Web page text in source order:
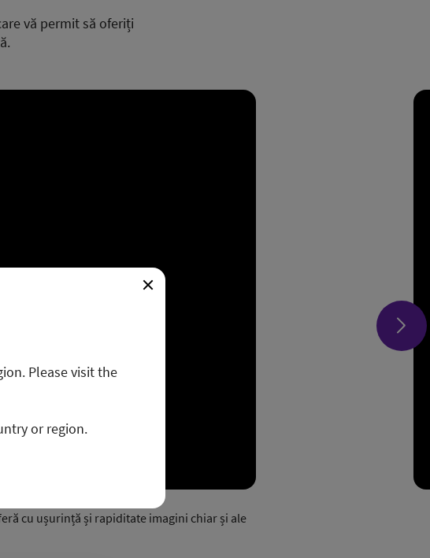
vă permit să oferiți
cu ușurință și rapiditate imagini chiar și ale
Please visit the
or region.